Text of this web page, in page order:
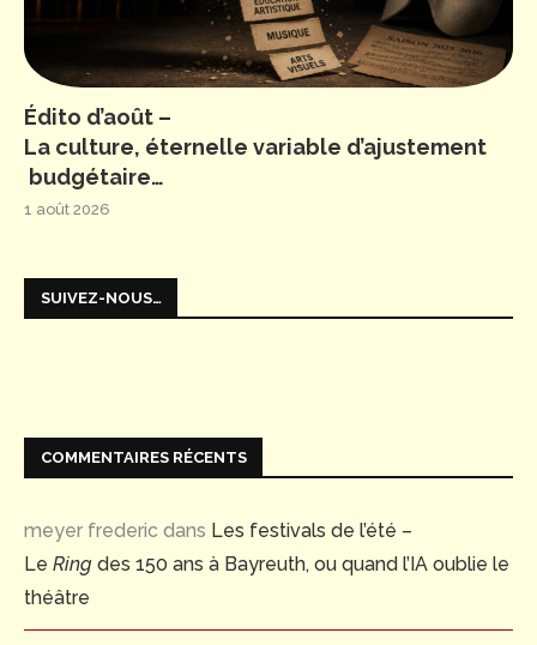
Édito d’août –
La culture, éternelle variable d’ajustement
budgétaire…
1 août 2026
SUIVEZ-NOUS…
COMMENTAIRES RÉCENTS
meyer frederic dans Les festivals de l’été –
Le Ring des 150 ans à Bayreuth, ou quand l’IA oublie le
théâtre